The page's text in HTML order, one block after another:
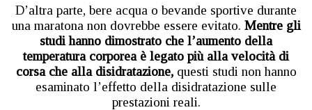
D’altra parte, bere acqua o bevande sportive durante
una maratona non dovrebbe essere evitato. Mentre gli
studi hanno dimostrato che l’aumento della
temperatura corporea è legato più alla velocità di
corsa che alla disidratazione,questi studi non hanno
esaminato l’effetto della disidratazione sulle
prestazioni reali.